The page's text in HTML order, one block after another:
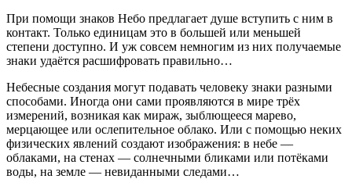
При помощи знаков Небо предлагает душе вступить с ним в
контакт. Только единицам это в большей или меньшей
степени доступно. И уж совсем немногим из них получаемые
знаки удаётся расшифровать правильно…
Небесные создания могут подавать человеку знаки разными
способами. Иногда они сами проявляются в мире трёх
измерений, возникая как мираж, зыблющееся марево,
мерцающее или ослепительное облако. Или с помощью неких
физических явлений создают изображения: в небе —
облаками, на стенах — солнечными бликами или потёками
воды, на земле — невиданными следами…